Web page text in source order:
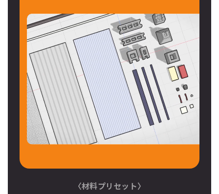
〈材料プリセット〉